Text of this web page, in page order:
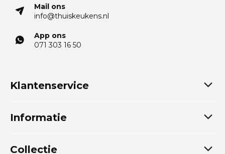
Mail ons
info@thuiskeukens.nl
App ons
071 303 16 50
Klantenservice
Informatie
Collectie